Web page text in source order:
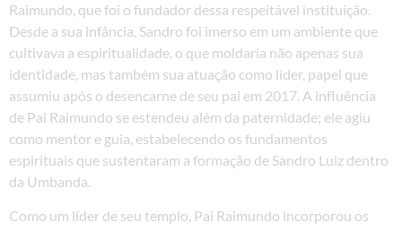
Raimundo, que foi o fundador dessa respeitável instituição.
Desde a sua infância, Sandro foi imerso em um ambiente que
cultivava a espiritualidade, o que moldaria não apenas sua
identidade, mas também sua atuação como líder, papel que
assumiu após o desencarne de seu pai em 2017. A influência
de Pai Raimundo se estendeu além da paternidade; ele agiu
como mentor e guia, estabelecendo os fundamentos
espirituais que sustentaram a formação de Sandro Luiz dentro
da Umbanda.
Como um líder de seu templo, Pai Raimundo incorporou os